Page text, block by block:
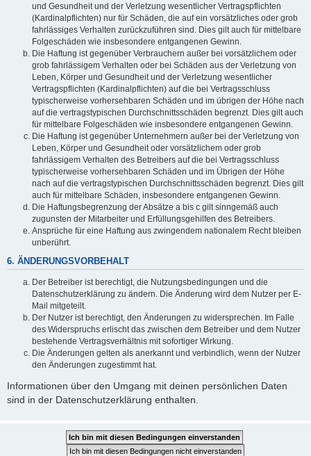
und Gesundheit und der Verletzung wesentlicher Vertragspflichten
(Kardinalpflichten) nur für Schäden, die auf ein vorsätzliches oder grob
fahrlässiges Verhalten zurückzuführen sind. Dies gilt auch für mittelbare
Folgeschäden wie insbesondere entgangenen Gewinn.
Die Haftung ist gegenüber Verbrauchern außer bei vorsätzlichem oder
grob fahrlässigem Verhalten oder bei Schäden aus der Verletzung von
Leben, Körper und Gesundheit und der Verletzung wesentlicher
Vertragspflichten (Kardinalpflichten) auf die bei Vertragsschluss
typischerweise vorhersehbaren Schäden und im übrigen der Höhe nach
auf die vertragstypischen Durchschnittsschäden begrenzt. Dies gilt auch
für mittelbare Folgeschäden wie insbesondere entgangenen Gewinn.
Die Haftung ist gegenüber Unternehmern außer bei der Verletzung von
Leben, Körper und Gesundheit oder vorsätzlichem oder grob
fahrlässigem Verhalten des Betreibers auf die bei Vertragsschluss
typischerweise vorhersehbaren Schäden und im Übrigen der Höhe
nach auf die vertragstypischen Durchschnittsschäden begrenzt. Dies gilt
auch für mittelbare Schäden, insbesondere entgangenen Gewinn.
Die Haftungsbegrenzung der Absätze a bis c gilt sinngemäß auch
zugunsten der Mitarbeiter und Erfüllungsgehilfen des Betreibers.
Ansprüche für eine Haftung aus zwingendem nationalem Recht bleiben
unberührt.
6. ÄNDERUNGSVORBEHALT
Der Betreiber ist berechtigt, die Nutzungsbedingungen und die
Datenschutzerklärung zu ändern. Die Änderung wird dem Nutzer per E-
Mail mitgeteilt.
Der Nutzer ist berechtigt, den Änderungen zu widersprechen. Im Falle
des Widerspruchs erlischt das zwischen dem Betreiber und dem Nutzer
bestehende Vertragsverhältnis mit sofortiger Wirkung.
Die Änderungen gelten als anerkannt und verbindlich, wenn der Nutzer
den Änderungen zugestimmt hat.
Informationen über den Umgang mit deinen persönlichen Daten
sind in der Datenschutzerklärung enthalten.